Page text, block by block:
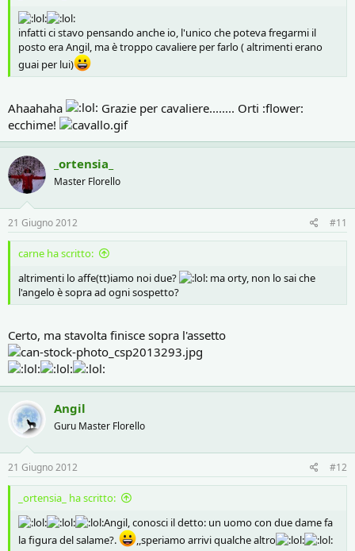
infatti ci stavo pensando anche io, l'unico che poteva fregarmi il
posto era Angil, ma è troppo cavaliere per farlo ( altrimenti erano
guai per lui)
Ahaahaha
Grazie per cavaliere........ Orti :flower:
ecchime!
_ortensia_
Master Florello
21 Giugno 2012 #11
carne ha scritto:
altrimenti lo affe(tt)iamo noi due?
ma orty, non lo sai che
l'angelo è sopra ad ogni sospetto?
Certo, ma stavolta finisce sopra l'assetto
Angil
Guru Master Florello
21 Giugno 2012 #12
_ortensia_ ha scritto:
Angil, conosci il detto: un uomo con due dame fa
la figura del salame?.
,,speriamo arrivi qualche altro